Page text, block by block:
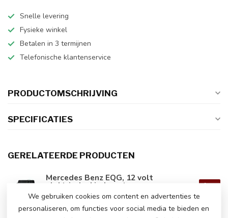
Snelle levering
Fysieke winkel
Betalen in 3 termijnen
Telefonische klantenservice
PRODUCTOMSCHRIJVING
SPECIFICATIES
GERELATEERDE PRODUCTEN
Mercedes Benz EQG, 12 volt
elektrische kinderauto
Op voorraad
We gebruiken cookies om content en advertenties te
personaliseren, om functies voor social media te bieden en